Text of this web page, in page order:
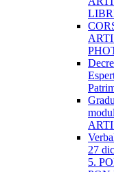
27
5.